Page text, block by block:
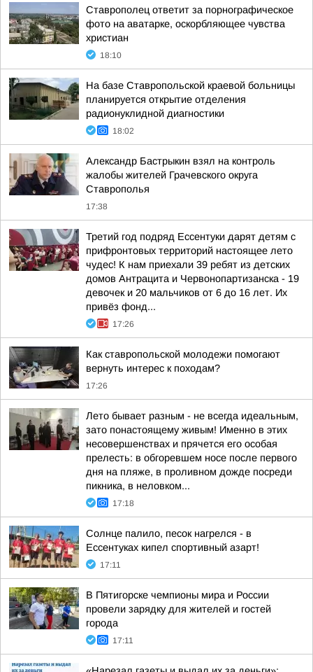
Ставрополец ответит за порнографическое
фото на аватарке, оскорбляющее чувства
христиан
18:10
На базе Ставропольской краевой больницы
планируется открытие отделения
радионуклидной диагностики
18:02
Александр Бастрыкин взял на контроль
жалобы жителей Грачевского округа
Ставрополья
17:38
Третий год подряд Ессентуки дарят детям с
прифронтовых территорий настоящее лето
чудес! К нам приехали 39 ребят из детских
домов Антрацита и Червонопартизанска - 19
девочек и 20 мальчиков от 6 до 16 лет. Их
привёз фонд...
17:26
Как ставропольской молодежи помогают
вернуть интерес к походам?
17:26
Лето бывает разным - не всегда идеальным,
зато понастоящему живым! Именно в этих
несовершенствах и прячется его особая
прелесть: в обгоревшем носе после первого
дня на пляже, в проливном дожде посреди
пикника, в неловком...
17:18
Солнце палило, песок нагрелся - в
Ессентуках кипел спортивный азарт!
17:11
В Пятигорске чемпионы мира и России
провели зарядку для жителей и гостей
города
17:11